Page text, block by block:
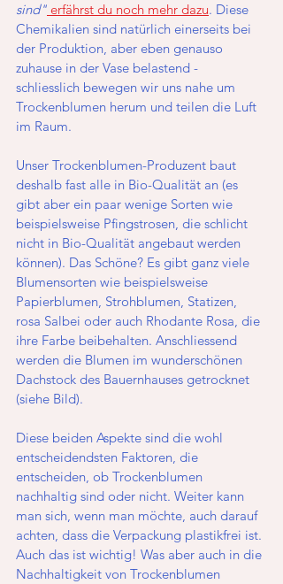
sind" erfährst du noch mehr dazu. Diese
Chemikalien sind natürlich einerseits bei
der Produktion, aber eben genauso
zuhause in der Vase belastend -
schliesslich bewegen wir uns nahe um
Trockenblumen herum und teilen die Luft
im Raum.
Unser Trockenblumen-Produzent baut
deshalb fast alle in Bio-Qualität an (es
gibt aber ein paar wenige Sorten wie
beispielsweise Pfingstrosen, die schlicht
nicht in Bio-Qualität angebaut werden
können). Das Schöne? Es gibt ganz viele
Blumensorten wie beispielsweise
Papierblumen, Strohblumen, Statizen,
rosa Salbei oder auch Rhodante Rosa, die
ihre Farbe beibehalten. Anschliessend
werden die Blumen im wunderschönen
Dachstock des Bauernhauses getrocknet
(siehe Bild).
Diese beiden Aspekte sind die wohl
entscheidendsten Faktoren, die
entscheiden, ob Trockenblumen
nachhaltig sind oder nicht. Weiter kann
man sich, wenn man möchte, auch darauf
achten, dass die Verpackung plastikfrei ist.
Auch das ist wichtig! Was aber auch in die
Nachhaltigkeit von Trockenblumen